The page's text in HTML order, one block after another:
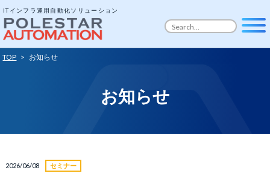
ITインフラ運用自動化ソリューション
TOP > お知らせ
お知らせ
2026/06/08 セミナー